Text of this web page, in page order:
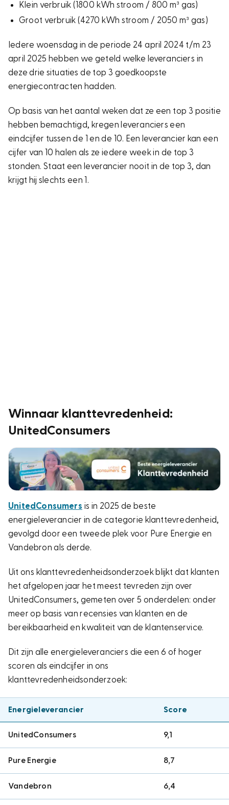
Klein verbruik (1800 kWh stroom / 800 m³ gas)
Groot verbruik (4270 kWh stroom / 2050 m³ gas)
Iedere woensdag in de periode 24 april 2024 t/m 23
april 2025 hebben we geteld welke leveranciers in
deze drie situaties de top 3 goedkoopste
energiecontracten hadden.
Op basis van het aantal weken dat ze een top 3 positie
hebben bemachtigd, kregen leveranciers een
eindcijfer tussen de 1 en de 10. Een leverancier kan een
cijfer van 10 halen als ze iedere week in de top 3
stonden. Staat een leverancier nooit in de top 3, dan
krijgt hij slechts een 1.
Winnaar klanttevredenheid:
UnitedConsumers
UnitedConsumers is in 2025 de beste
energieleverancier in de categorie klanttevredenheid,
gevolgd door een tweede plek voor Pure Energie en
Vandebron als derde.
Uit ons klanttevredenheidsonderzoek blijkt dat klanten
het afgelopen jaar het meest tevreden zijn over
UnitedConsumers, gemeten over 5 onderdelen: onder
meer op basis van recensies van klanten en de
bereikbaarheid en kwaliteit van de klantenservice.
Dit zijn alle energieleveranciers die een 6 of hoger
scoren als eindcijfer in ons
klanttevredenheidsonderzoek:
Energieleverancier Score
UnitedConsumers 9,1
Pure Energie 8,7
Vandebron 6,4